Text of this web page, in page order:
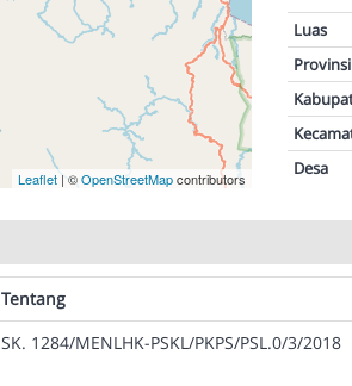
Leaflet | ©OpenStreetMapcontributors
Luas
Provinsi
Desa
Tentang
SK. 1284/MENLHK-PSKL/PKPS/PSL.0/3/2018